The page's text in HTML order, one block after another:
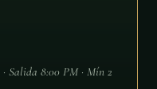
Salida 8:00 PM · Mín 2